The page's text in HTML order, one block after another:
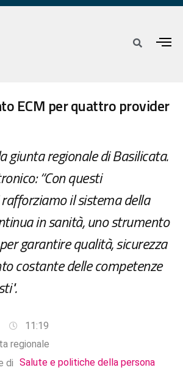
ECM per quattro provider
giunta regionale di Basilicata.
“Con questi
il sistema della
in sanità, uno strumento
garantire qualità, sicurezza
costante delle competenze
11:19
regionale
di Salute e politiche della persona